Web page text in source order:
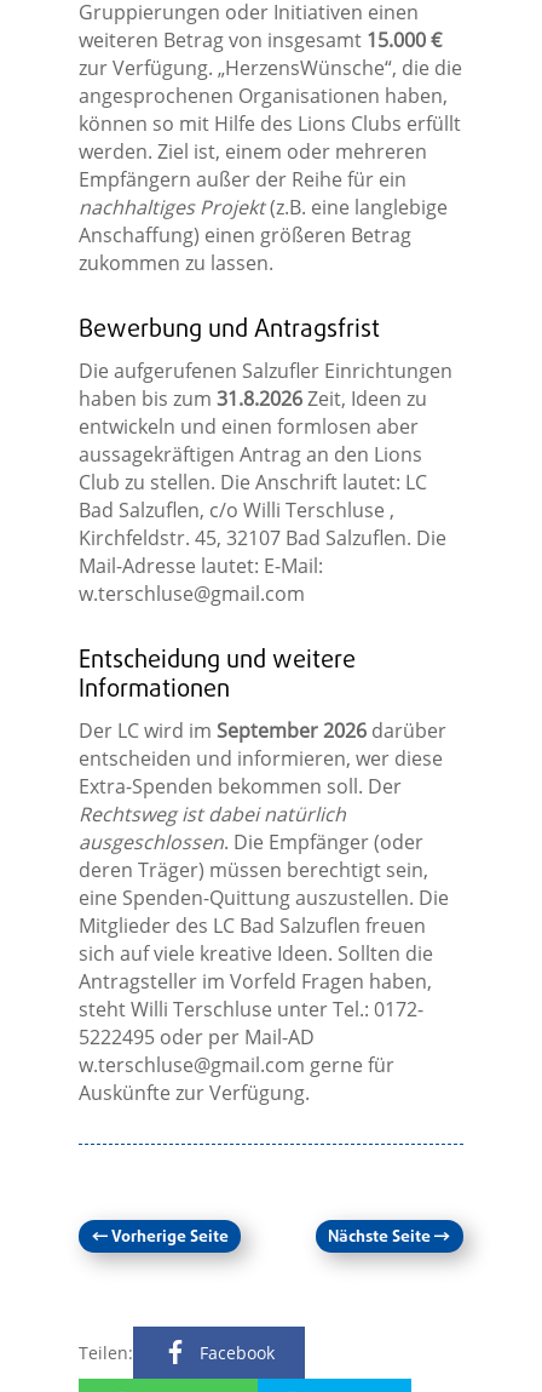
Gruppierungen oder Initiativen einen
weiteren Betrag von insgesamt 15.000 €
zur Verfügung. „HerzensWünsche“, die die
angesprochenen Organisationen haben,
können so mit Hilfe des Lions Clubs erfüllt
werden. Ziel ist, einem oder mehreren
Empfängern außer der Reihe für ein
nachhaltiges Projekt(z.B. eine langlebige
Anschaffung) einen größeren Betrag
zukommen zu lassen.
Bewerbung und Antragsfrist
Die aufgerufenen Salzufler Einrichtungen
haben bis zum 31.8.2026Zeit, Ideen zu
entwickeln und einen formlosen aber
aussagekräftigen Antrag an den Lions
Club zu stellen. Die Anschrift lautet: LC
Bad Salzuflen, c/o Willi Terschluse ,
Kirchfeldstr. 45, 32107 Bad Salzuflen. Die
Mail-Adresse lautet: E-Mail:
w.terschluse@gmail.com
Entscheidung und weitere
Informationen
Der LC wird im September 2026darüber
entscheiden und informieren, wer diese
Extra-Spenden bekommen soll. Der
Rechtsweg ist dabei natürlich
ausgeschlossen. Die Empfänger (oder
deren Träger) müssen berechtigt sein,
eine Spenden-Quittung auszustellen. Die
Mitglieder des LC Bad Salzuflen freuen
sich auf viele kreative Ideen. Sollten die
Antragsteller im Vorfeld Fragen haben,
steht Willi Terschluse unter Tel.: 0172-
5222495 oder per Mail-AD
w.terschluse@gmail.com gerne für
Auskünfte zur Verfügung.
←Vorherige Seite Nächste Seite→
Teilen: Facebook